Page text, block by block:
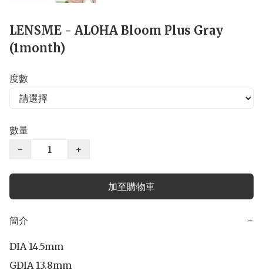
LENSME - ALOHA Bloom Plus Gray
(1month)
度數
數量
−
+
加至購物車
簡介 −
DIA 14.5mm
GDIA 13.8mm